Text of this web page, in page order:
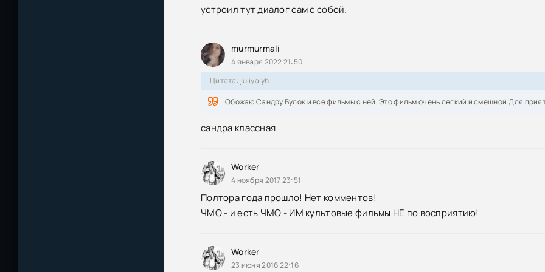
Мисс Конгениальность / Miss Congeniality (2000) BDRip [H.265/1080p] [10-bit]
Мисс Конгениальность 2: Прекрасна и опасна / Miss Congeniality 2: Armed and
Fabulous (2005) DVDRip
Мисс Конгениальность 2: Прекрасна и опасна / Miss Congeniality 2: Armed and
Мисс Конгениальность 2: Прекрасна и опасна / Miss Congeniality 2: Armed &
Fabulous (2005) BDRip [H.264/720p-LQ] [Hi10P]
Мисс Конгениальность / Miss Congeniality (2000) HDRip [H.264]
устроил тут диалог сам с собой.
murmurmali
4 января 2022 21:50
Цитата: juliya.yh.
Обожаю Сандру Булок и все фильмы с ней. Это фильм очень легкий и смешной.Для
сандра классная
Worker
4 ноября 2017 23:51
Полтора года прошло! Нет комментов!
ЧМО - и есть ЧМО - ИМ культовые фильмы НЕ по восприятию!
Worker
23 июня 2016 22:16